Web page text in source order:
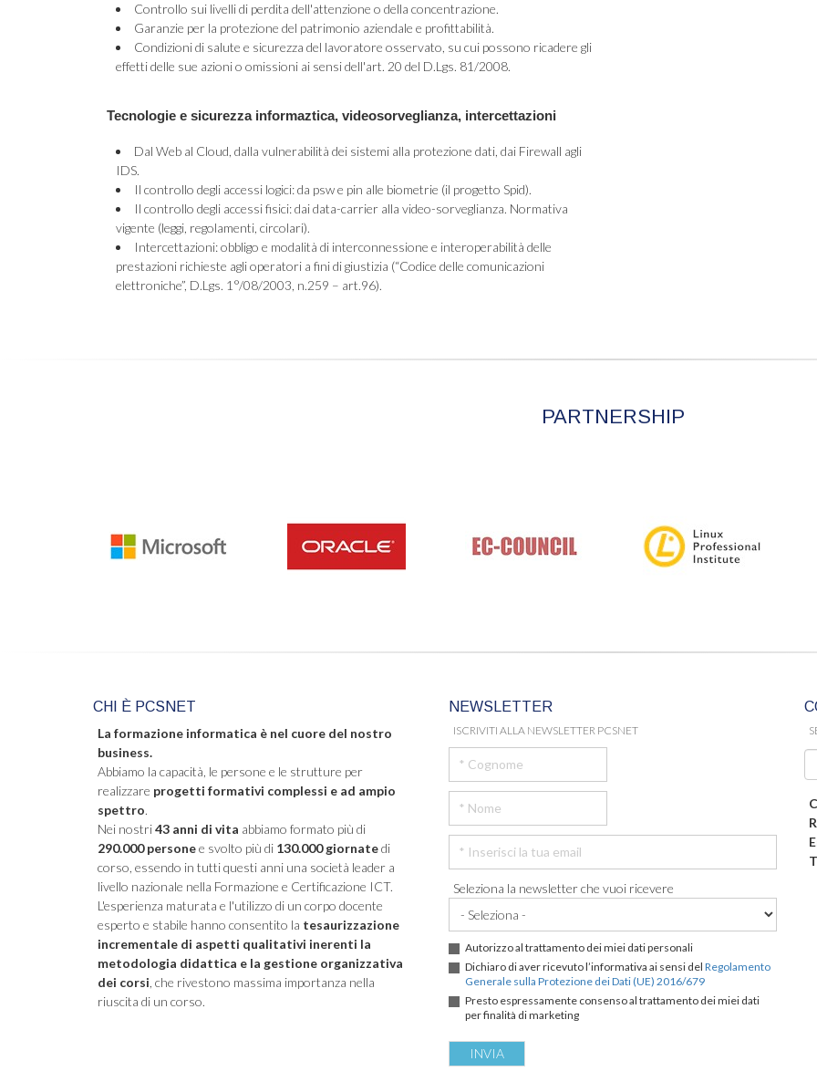
Controllo sui livelli di perdita dell'attenzione o della concentrazione.
Garanzie per la protezione del patrimonio aziendale e profittabilità.
Condizioni di salute e sicurezza del lavoratore osservato, su cui possono ricadere gli
effetti delle sue azioni o omissioni ai sensi dell'art. 20 del D.Lgs. 81/2008.
Tecnologie e sicurezza informaztica, videosorveglianza, intercettazioni
Dal Web al Cloud, dalla vulnerabilità dei sistemi alla protezione dati, dai Firewall agli
IDS.
Il controllo degli accessi logici: da psw e pin alle biometrie (il progetto Spid).
Il controllo degli accessi fisici: dai data-carrier alla video-sorveglianza. Normativa
vigente (leggi, regolamenti, circolari).
Intercettazioni: obbligo e modalità di interconnessione e interoperabilità delle
prestazioni richieste agli operatori a fini di giustizia (“Codice delle comunicazioni
elettroniche”, D.Lgs. 1°/08/2003, n.259 – art.96).
PARTNERSHIP
CHI È PCSNET
La formazione informatica è nel cuore del nostro
business.
Abbiamo la capacità, le persone e le strutture per
realizzare progetti formativi complessi e ad ampio
spettro.
Nei nostri43 anni di vita abbiamo formato più di
290.000 personee svolto più di 130.000 giornatedi
corso, essendo in tutti questi anni una società leader a
livello nazionale nella Formazione e Certificazione ICT.
L'esperienza maturata e l'utilizzo di un corpo docente
esperto e stabile hanno consentito la tesaurizzazione
incrementale di aspetti qualitativi inerenti la
metodologia didattica e la gestione organizzativa
dei corsi , che rivestono massima importanza nella
riuscita di un corso.
NEWSLETTER
ISCRIVITI ALLA NEWSLETTER PCSNET
Seleziona la newsletter che vuoi ricevere
Autorizzo al trattamento dei miei dati personali
Dichiaro di aver ricevuto l’informativa ai sensi del Regolamento
Generale sulla Protezione dei Dati (UE) 2016/679
Presto espressamente consenso al trattamento dei miei dati
per finalità di marketing